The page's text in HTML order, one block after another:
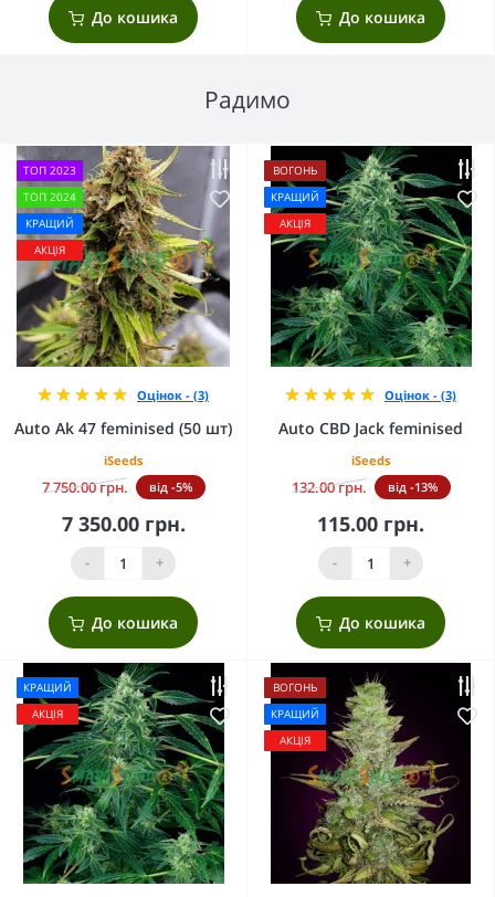
До кошика До кошика
Радимо
ТОП 2023
ТОП 2024
КРАЩИЙ
АКЦІЯ
Оцінок - (3)
Auto Ak 47 feminised (50 шт)
iSeeds
7 750.00 грн. від -5%
7 350.00 грн.
- +
До кошика
ВОГОНЬ
КРАЩИЙ
АКЦІЯ
Оцінок - (3)
Auto CBD Jack feminised
iSeeds
132.00 грн. від -13%
115.00 грн.
- +
До кошика
КРАЩИЙ
АКЦІЯ
ВОГОНЬ
КРАЩИЙ
АКЦІЯ